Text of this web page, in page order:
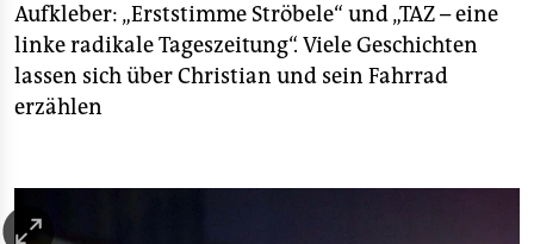
Aufkleber: „Erststimme Ströbele“ und „TAZ – eine
linke radikale Tageszeitung“. Viele Geschichten
lassen sich über Christian und sein Fahrrad
erzählen